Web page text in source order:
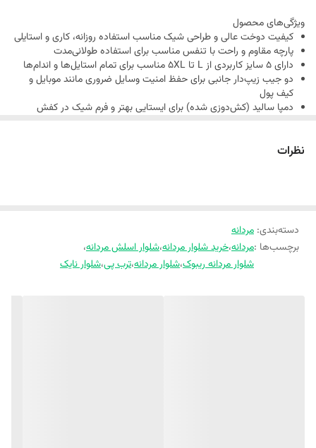
ویژگی‌های محصول
کیفیت دوخت عالی و طراحی شیک مناسب استفاده روزانه، کاری و استایلی
پارچه مقاوم و راحت با تنفس مناسب برای استفاده طولانی‌مدت
دارای ۵ سایز کاربردی از L تا 5XL مناسب برای تمام استایل‌ها و اندام‌ها
دو جیب زیپ‌دار جانبی برای حفظ امنیت وسایل ضروری مانند موبایل و
کیف پول
دمپا سالید (کش‌دوزی شده) برای ایستایی بهتر و فرم شیک در کفش
قابل شست‌وشو بدون تغییر رنگ و فرم
نظرات
دسته‌بندی: مردانه
برچسب‌ها :مردانه،خرید شلوار مردانه،شلوار اسلش مردانه،
شلوار مردانه ریبوک،شلوار مردانه،ترب پی،شلوار نایک